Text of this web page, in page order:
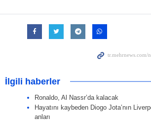
İlgili haberler
Ronaldo, Al Nassr’da kalacak
Hayatını kaybeden Diogo Jota’nın
anları